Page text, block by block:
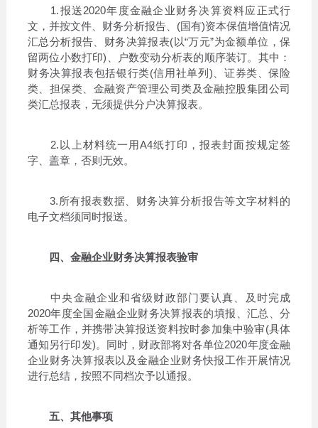
1.报送2020年度金融企业财务决算资料应正式行
文，并按文件、财务分析报告、(国有)资本保值增值情况
汇总分析报告、财务决算报表(以“万元”为金额单位，保
留两位小数打印)、户数变动分析表的顺序装订。其中：
财务决算报表包括银行类(信用社单列)、证券类、保险
类、担保类、金融资产管理公司类及金融控股集团公司
类汇总报表，无须提供分户决算报表。
2.以上材料统一用A4纸打印，报表封面按规定签
字、盖章，否则无效。
3.所有报表数据、财务决算分析报告等文字材料的
电子文档须同时报送。
四、金融企业财务决算报表验审
中央金融企业和省级财政部门要认真、及时完成
2020年度全国金融企业财务决算报表的填报、汇总、分
析等工作，并携带决算报送资料按时参加集中验审(具体
通知另行印发)。同时，财政部将对各单位2020年度金融
企业财务决算报表以及金融企业财务快报工作开展情况
进行总结，按照不同档次予以通报。
五、其他事项